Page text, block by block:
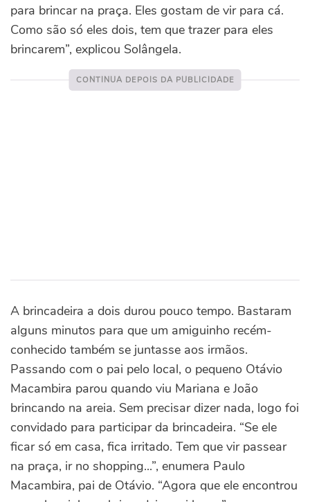
para brincar na praça. Eles gostam de vir para cá.
Como são só eles dois, tem que trazer para eles
brincarem”, explicou Solângela.
A brincadeira a dois durou pouco tempo. Bastaram
alguns minutos para que um amiguinho recém-
conhecido também se juntasse aos irmãos.
Passando com o pai pelo local, o pequeno Otávio
Macambira parou quando viu Mariana e João
brincando na areia. Sem precisar dizer nada, logo foi
convidado para participar da brincadeira. “Se ele
ficar só em casa, fica irritado. Tem que vir passear
na praça, ir no shopping...”, enumera Paulo
Macambira, pai de Otávio. “Agora que ele encontrou